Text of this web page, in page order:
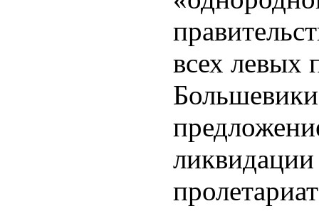
всех левых
Большевики